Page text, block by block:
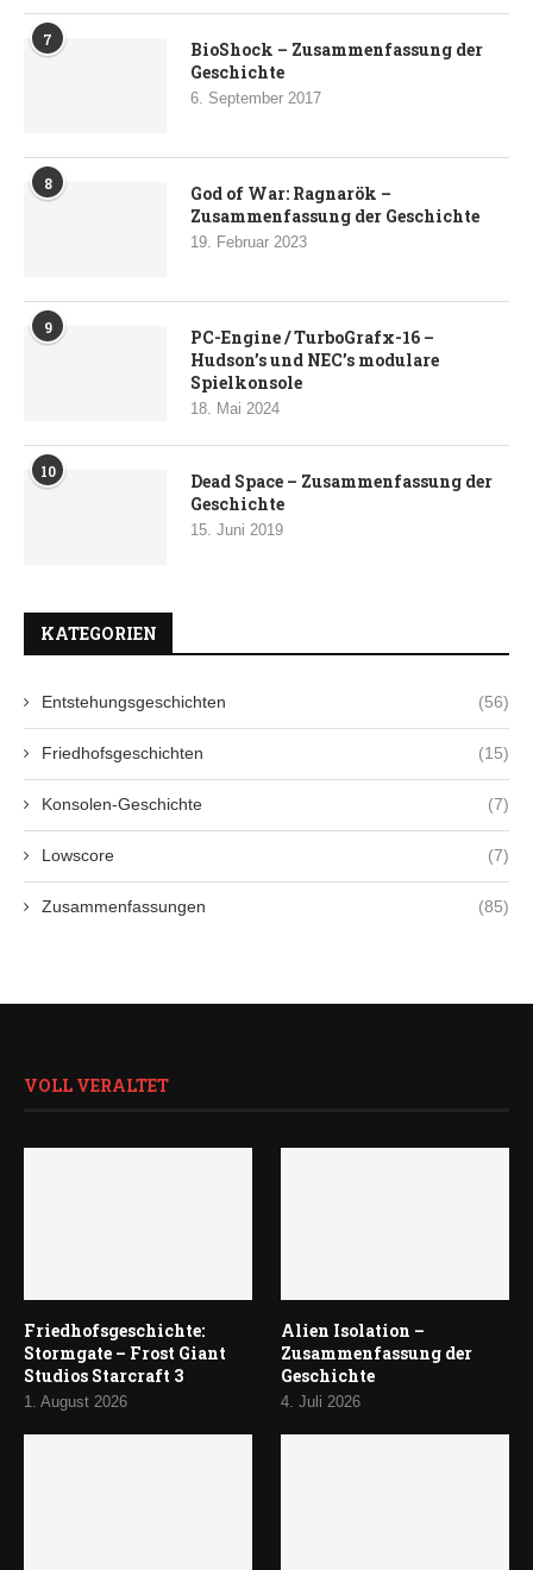
7
BioShock – Zusammenfassung der
Geschichte
6. September 2017
8
God of War: Ragnarök –
Zusammenfassung der Geschichte
19. Februar 2023
9
PC-Engine / TurboGrafx-16 –
Hudson’s und NEC’s modulare
Spielkonsole
18. Mai 2024
10
Dead Space – Zusammenfassung der
Geschichte
15. Juni 2019
KATEGORIEN
Entstehungsgeschichten (56)
Friedhofsgeschichten (15)
Konsolen-Geschichte (7)
Lowscore (7)
Zusammenfassungen (85)
VOLL VERALTET
Friedhofsgeschichte:
Stormgate – Frost Giant
Studios Starcraft 3
1. August 2026
Alien Isolation –
Zusammenfassung der
Geschichte
4. Juli 2026